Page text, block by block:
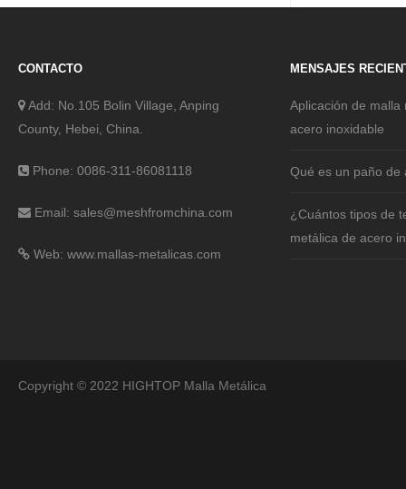
CONTACTO
Add: No.105 Bolin Village, Anping
County, Hebei, China.
Phone: 0086-311-86081118
Email: sales@meshfromchina.com
Web: www.mallas-metalicas.com
MENSAJES
Aplicación de malla
acero inoxidable
Qué es un paño de
¿Cuántos tipos de
metálica de acero
Copyright © 2022 HIGHTOP Malla Metálica